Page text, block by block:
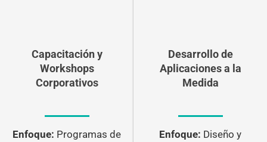
Capacitación y
Workshops
Corporativos
Enfoque: Programas de
Desarrollo de
Aplicaciones a la
Medida
Enfoque: Diseño y